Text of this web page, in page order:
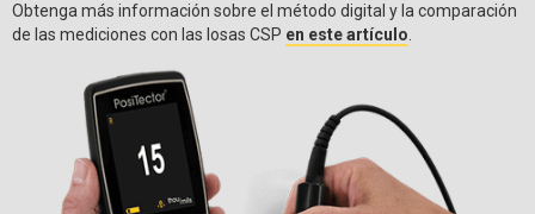
Obtenga más información sobre el método digital y la comparación
de las mediciones con las losas CSP en este artículo